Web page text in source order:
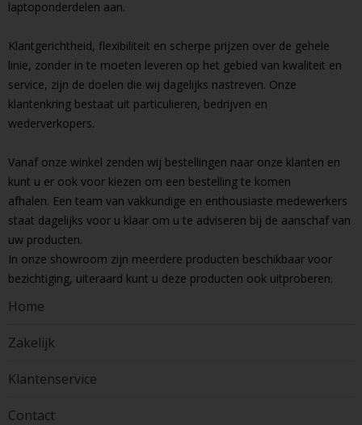
laptoponderdelen aan.
Klantgerichtheid, flexibiliteit en scherpe prijzen over de gehele
linie, zonder in te moeten leveren op het gebied van kwaliteit en
service, zijn de doelen die wij dagelijks nastreven. Onze
klantenkring bestaat uit particulieren, bedrijven en
wederverkopers.
Vanaf onze winkel zenden wij bestellingen naar onze klanten en
kunt u er ook voor kiezen om een bestelling te komen
afhalen. Een team van vakkundige en enthousiaste medewerkers
staat dagelijks voor u klaar om u te adviseren bij de aanschaf van
uw producten.
In onze showroom zijn meerdere producten beschikbaar voor
bezichtiging, uiteraard kunt u deze producten ook uitproberen.
Home
Zakelijk
Klantenservice
Contact